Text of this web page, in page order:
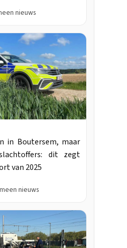
nieuws
in Boutersem, maar
dit zegt
van 2025
nieuws